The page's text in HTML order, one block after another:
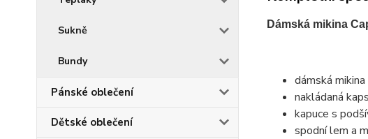
Sukně
Bundy
Pánské oblečení
Dětské oblečení
Dámská mikina
dámská
nakládaná
kapuce s
spodní lem a